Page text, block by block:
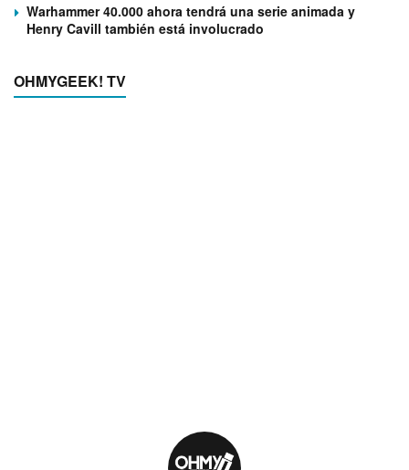
Warhammer 40.000 ahora tendrá una serie animada y
Henry Cavill también está involucrado
OHMYGEEK! TV